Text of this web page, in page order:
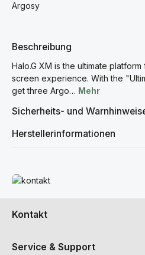
Argosy
Beschreibung
Halo.G XM is the ultimate
screen experience. With the
get three Argo… Mehr
Sicherheits- und
Herstellerinformationen
Mehr erfahren
Kontakt
Service & Support